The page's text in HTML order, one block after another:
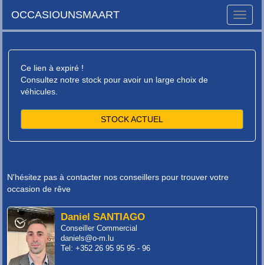
Toggle
OCCASIOUNSMAART
Ce lien à expiré !
Consultez notre stock pour avoir un large choix de
véhicules.
STOCK ACTUEL
N'hésitez pas à contacter nos conseillers pour trouver votre
occasion de rêve
Daniel SANTIAGO
Conseiller Commercial
daniels@o-m.lu
Tel: +352 26 95 95 95 - 96